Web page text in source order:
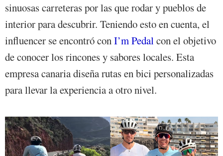
sinuosas carreteras por las que rodar y pueblos de
interior para descubrir. Teniendo esto en cuenta, el
influencer se encontró conI’m Pedalcon el objetivo
de conocer los rincones y sabores locales. Esta
empresa canaria diseña rutas en bici personalizadas
para llevar la experiencia a otro nivel.